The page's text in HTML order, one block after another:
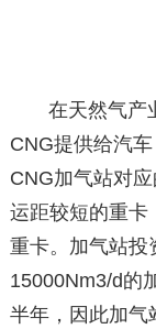
在天然气产
CNG提供给汽
CNG加气站对
运距较短的重卡
重卡。加气站投
15000Nm3/d的
半年，因此加气